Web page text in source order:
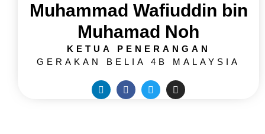
Muhammad Wafiuddin bin
Muhamad Noh
KETUA PENERANGAN
GERAKAN BELIA 4B MALAYSIA